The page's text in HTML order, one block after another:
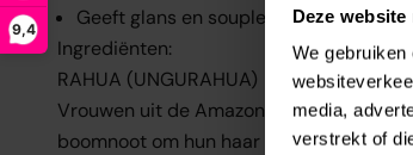
Deze
We
media,
verstrekt of
9,4
Geeft glans en souplesse
Ingrediënten:
RAHUA (UNGURAHUA)
Vrouwen uit de Amazone zijn al eeuwen
boomnoot om hun haar te verzorgen en